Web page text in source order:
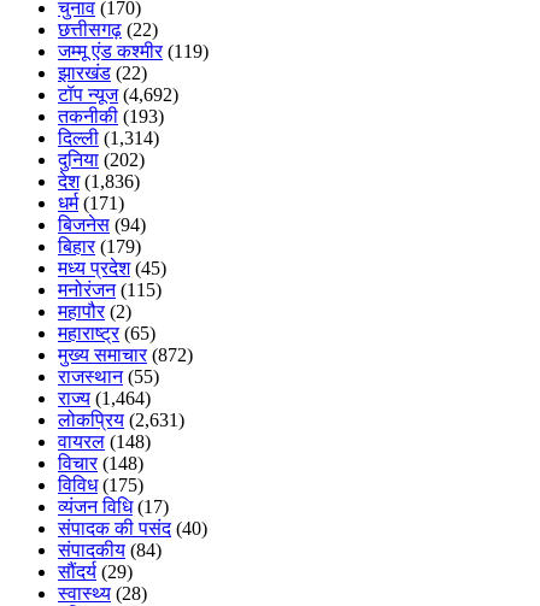
चुनाव (170)
छत्तीसगढ़ (22)
जम्मू एंड कश्मीर(119)
झारखंड (22)
टॉप न्यूज(4,692)
तकनीकी (193)
दिल्ली (1,314)
दुनिया (202)
देश(1,836)
धर्म(171)
बिजनेस (94)
बिहार(179)
मध्य प्रदेश(45)
मनोरंजन(115)
महापौर(2)
महाराष्ट्र(65)
मुख्य समाचार(872)
राजस्थान(55)
राज्य (1,464)
लोकप्रिय (2,631)
वायरल (148)
विचार(148)
विविध(175)
व्यंजन विधि(17)
संपादक की पसंद(40)
संपादकीय (84)
सौंदर्य (29)
स्वास्थ्य (28)